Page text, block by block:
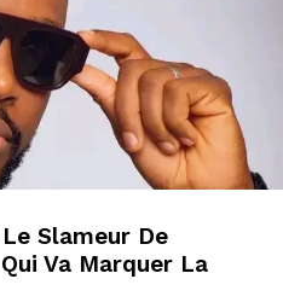
Slameur De
Va Marquer La